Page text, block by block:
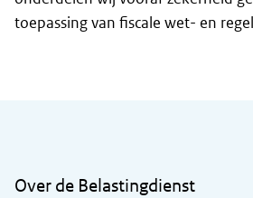
toepassing van fiscale wet- en
Over de Belastingdienst